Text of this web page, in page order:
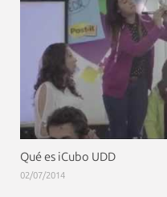
Qué es iCubo UDD
02/07/2014